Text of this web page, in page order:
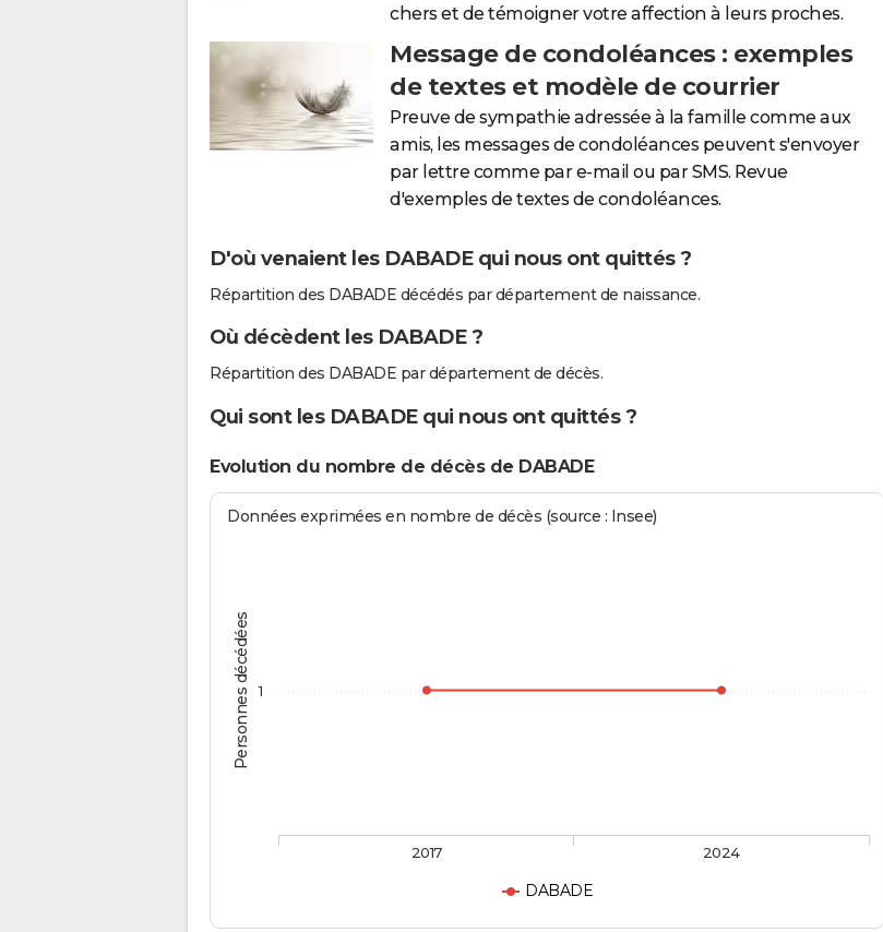
chers et de témoigner votre affection à leurs proches.
Message de condoléances : exemples
de textes et modèle de courrier
Preuve de sympathie adressée à la famille comme aux
amis, les messages de condoléances peuvent s'envoyer
par lettre comme par e-mail ou par SMS. Revue
d'exemples de textes de condoléances.
D'où venaient les DABADE qui nous ont quittés ?
Répartition des DABADE décédés par département de naissance.
Où décèdent les DABADE ?
Répartition des DABADE par département de décès.
Qui sont les DABADE qui nous ont quittés ?
Evolution du nombre de décès de DABADE
Personnes décédées
Données exprimées en nombre de décès (source : Insee)
DABADE
2017 2024
1